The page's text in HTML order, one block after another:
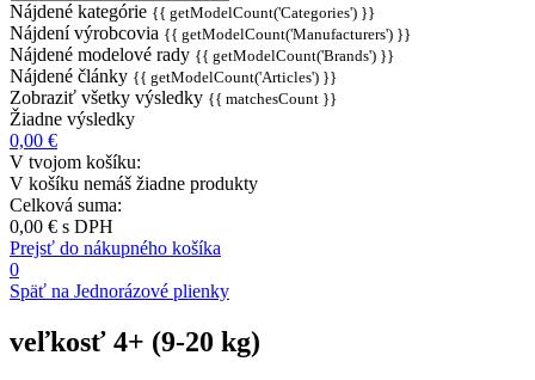
Nájdené kategórie {{ getModelCount('Categories') }}
Nájdení výrobcovia {{ getModelCount('Manufacturers') }}
Nájdené modelové rady {{ getModelCount('Brands') }}
Nájdené články {{ getModelCount('Articles') }}
Zobraziť všetky výsledky {{ matchesCount }}
Žiadne výsledky
0,00 €
V tvojom košíku:
V košíku nemáš žiadne produkty
Celková suma:
0,00 € s DPH
Prejsť do nákupného košíka
0
Späť na Jednorázové plienky
veľkosť 4+ (9-20 kg)